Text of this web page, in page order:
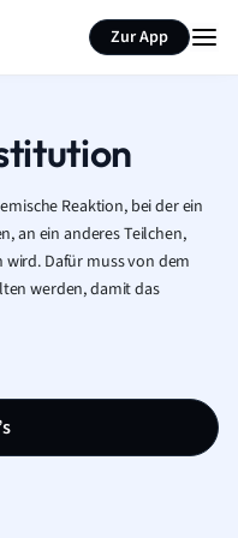
Zur App
Reaktion, bei der ein
an ein anderes Teilchen,
wird. Dafür muss von dem
werden, damit das
Seite zusammenfassen